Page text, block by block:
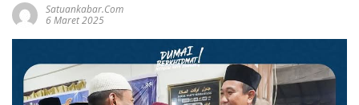
Satuankabar.com
6 Maret 2025